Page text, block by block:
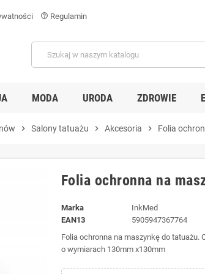
help_outline Regulamin
MODA URODA ZDROWIE
chevron_right Salony tatuażu chevron_right Akcesoria chevron_right Folia
Folia ochronna na
Marka
InkMed
EAN13
5905947367764
Folia ochronna na maszynkę do
o wymiarach 130mm x130mm